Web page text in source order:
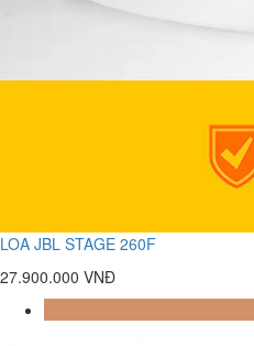
LOA JBL STAGE 260F
27.900.000 VNĐ